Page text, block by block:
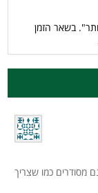
בשאר הזמן
מסודרים כמו שצריך